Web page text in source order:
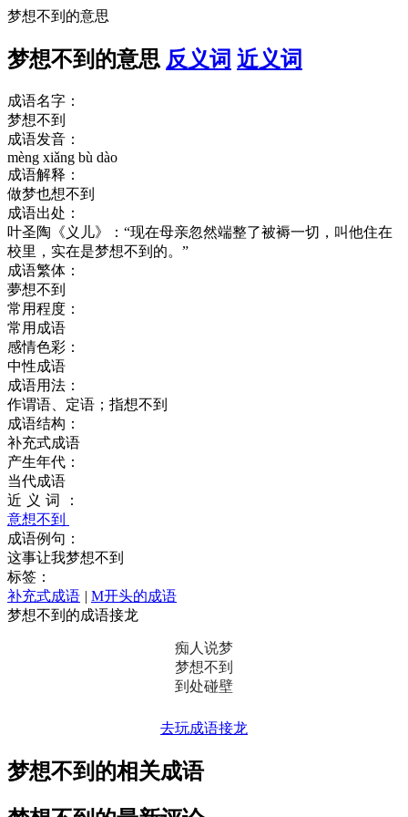
梦想不到的意思
梦想不到的意思 反义词 近义词
成语名字：
梦想不到
成语发音：
mèng xiǎng bù dào
成语解释：
做梦也想不到
成语出处：
叶圣陶《义儿》：“现在母亲忽然端整了被褥一切，叫他住在
校里，实在是梦想不到的。”
成语繁体：
夢想不到
常用程度：
常用成语
感情色彩：
中性成语
成语用法：
作谓语、定语；指想不到
成语结构：
补充式成语
产生年代：
当代成语
近义词：
意想不到
成语例句：
这事让我梦想不到
标签：
补充式成语 | M开头的成语
梦想不到的成语接龙
痴人说梦
梦想不到
到处碰壁
去玩成语接龙
梦想不到的相关成语